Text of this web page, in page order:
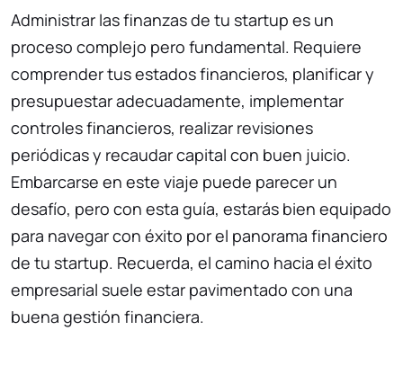
Administrar las finanzas de tu startup es un
proceso complejo pero fundamental. Requiere
comprender tus estados financieros, planificar y
presupuestar adecuadamente, implementar
controles financieros, realizar revisiones
periódicas y recaudar capital con buen juicio.
Embarcarse en este viaje puede parecer un
desafío, pero con esta guía, estarás bien equipado
para navegar con éxito por el panorama financiero
de tu startup. Recuerda, el camino hacia el éxito
empresarial suele estar pavimentado con una
buena gestión financiera.